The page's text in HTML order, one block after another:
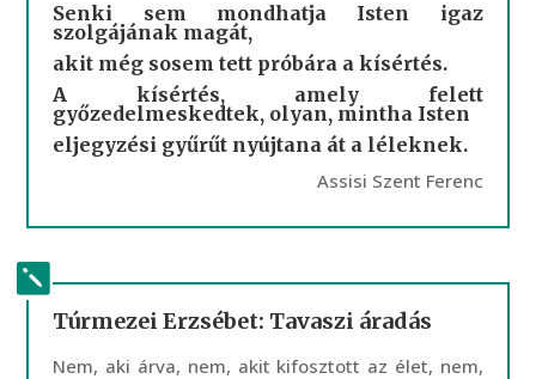
Senki sem mondhatja Isten igaz
szolgájának magát,
akit még sosem tett próbára a kísértés.
A kísértés, amely felett
győzedelmeskedtek, olyan, mintha Isten
eljegyzési gyűrűt nyújtana át a léleknek.
Assisi Szent Ferenc
Túrmezei Erzsébet: Tavaszi áradás
Nem, aki árva, nem, akit kifosztott az élet, nem,